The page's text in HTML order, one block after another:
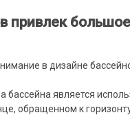
привлек
в дизайне
является
обращенном к